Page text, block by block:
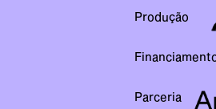
Produção
Parceria